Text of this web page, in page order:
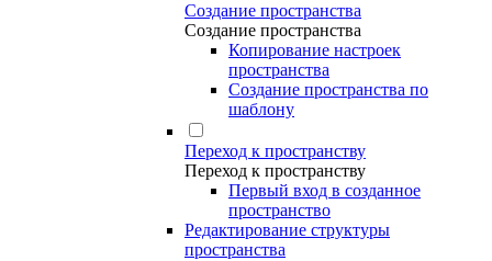
Создание пространства
Создание пространства
Копирование настроек
пространства
Создание пространства по
шаблону
Переход к пространству
Переход к пространству
Первый вход в созданное
пространство
Редактирование структуры
пространства